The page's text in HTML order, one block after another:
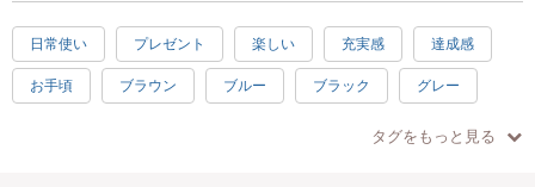
[作品仕様]
・バッグ高さ約18センチ 幅約11センチ
肩紐の長さは調整して作ります。
紐の色は時期により異なりますが、何種類かの色から組み合わせを選
日常使い プレゼント 楽しい 充実感 達成感
お手頃 ブラウン ブルー ブラック グレー
夏 秋
タグをもっと見る